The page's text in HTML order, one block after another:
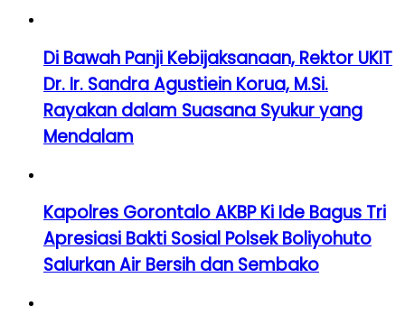
Di Bawah Panji Kebijaksanaan, Rektor UKIT
Dr. Ir. Sandra Agustiein Korua, M.Si.
Rayakan dalam Suasana Syukur yang
Mendalam
Kapolres Gorontalo AKBP Ki Ide Bagus Tri
Apresiasi Bakti Sosial Polsek Boliyohuto
Salurkan Air Bersih dan Sembako